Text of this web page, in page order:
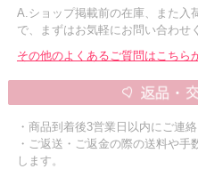
A.ショップ掲載前の在庫、また入
で、まずはお気軽にお問い合わせ
その他のよくあるご質問はこちら
・商品到着後3営業日以内にご連絡
・ご返送・ご返金の際の送料や
します。